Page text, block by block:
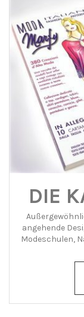
DIE
angehende
Modeschulen,